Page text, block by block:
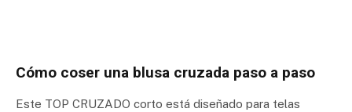
Cómo coser una blusa cruzada paso a paso
Este TOP CRUZADO corto está diseñado para telas